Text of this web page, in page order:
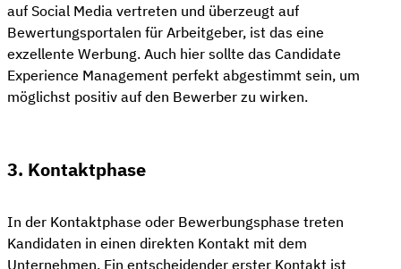
auf Social Media vertreten und überzeugt auf
Bewertungsportalen für Arbeitgeber, ist das eine
exzellente Werbung. Auch hier sollte das Candidate
Experience Management perfekt abgestimmt sein, um
möglichst positiv auf den Bewerber zu wirken.
3. Kontaktphase
In der Kontaktphase oder Bewerbungsphase treten
Kandidaten in einen direkten Kontakt mit dem
Unternehmen. Ein entscheidender erster Kontakt ist